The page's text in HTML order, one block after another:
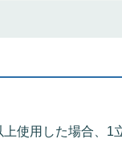
使用した場合、1